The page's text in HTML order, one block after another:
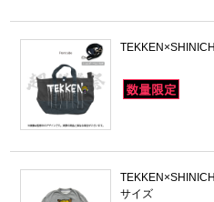
ドラゴンボール
ラブライブ！シリーズ
ラブライブ！
ラブライブ！虹ヶ咲学園スクールアイド
サイズ